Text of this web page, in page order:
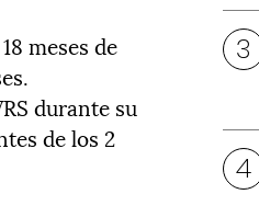
meses de
durante su
de los 2